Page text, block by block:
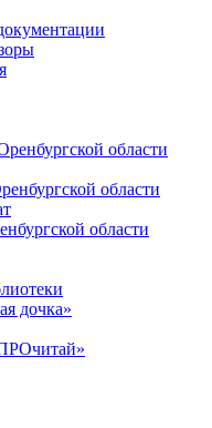
области
области
области
дочка»